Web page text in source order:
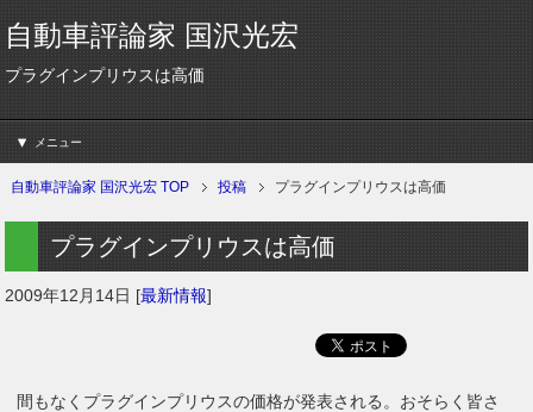
自動車評論家 国沢光宏
プラグインプリウスは高価
メニュー
自動車評論家 国沢光宏 TOP 投稿 プラグインプリウスは高価
プラグインプリウスは高価
2009年12月14日 [最新情報]
間もなくプラグインプリウスの価格が発表される。おそらく皆さ